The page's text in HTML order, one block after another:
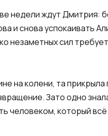
недели ждут Дмитрия:
и снова успокаивать
незаметных сил
на колени, та прикрыла
Зато одно
человеком, который